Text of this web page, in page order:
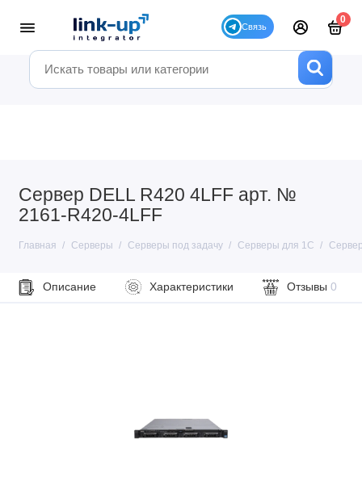
0
Сервер DELL R420 4LFF арт. №
2161-R420-4LFF
Главная Серверы Серверы под задачу Серверы для 1С
Описание Характеристики Отзывы 0